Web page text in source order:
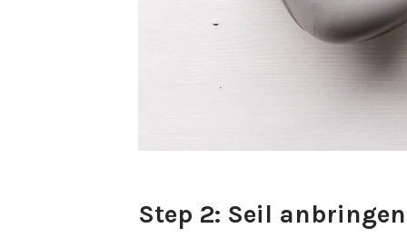
Step 2: Seil